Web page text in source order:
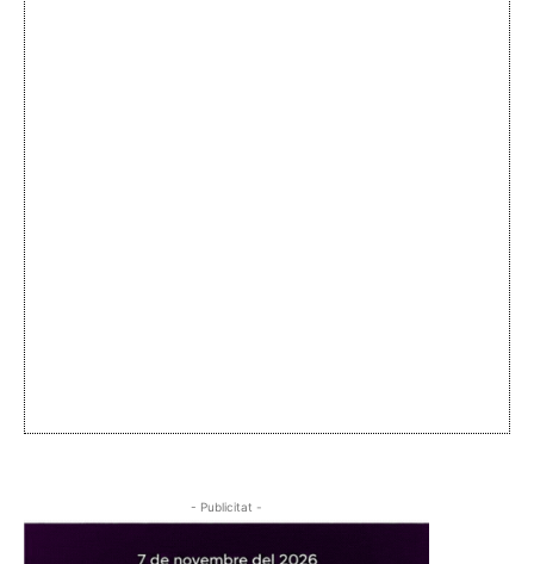
- Publicitat -